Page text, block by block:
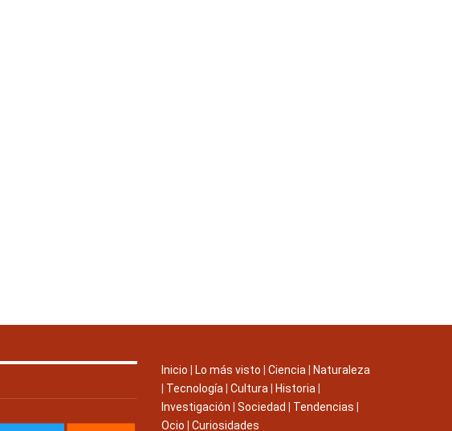
Inicio Lo más visto Ciencia
Naturaleza
Tecnología Cultura Historia
Investigación
Sociedad Tendencias
Ocio
Curiosidades